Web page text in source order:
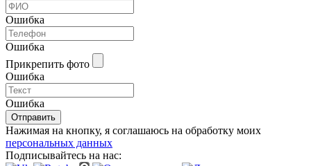
Ошибка
Ошибка
Прикрепить фото
Ошибка
Ошибка
Отправить
Нажимая на кнопку, я соглашаюсь на обработку моих
персональных данных
Подписывайтесь на нас: